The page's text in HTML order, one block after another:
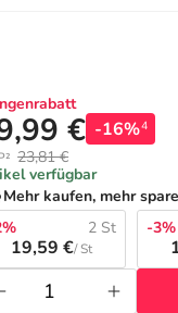
€ -16%4
23,81 €
verfügbar
Mehr kaufen, mehr
2 St
19,59 €/ St
-3%